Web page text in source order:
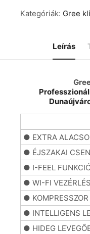
Kategóriák: Gree
Leírás
● EXTRA
● ÉJSZAKAI
● I-FEEL
● WI-FI VEZÉRLÉS
●
● INTELLIGENS
● HIDEG